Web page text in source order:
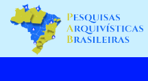
para
conteúdo